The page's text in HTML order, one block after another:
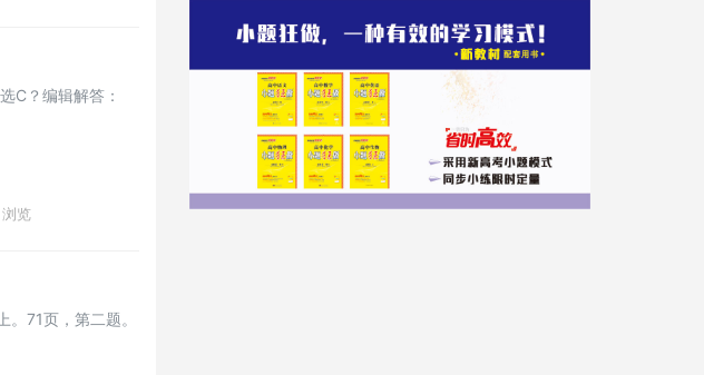
C？编辑解答：
览
71页，第二题。